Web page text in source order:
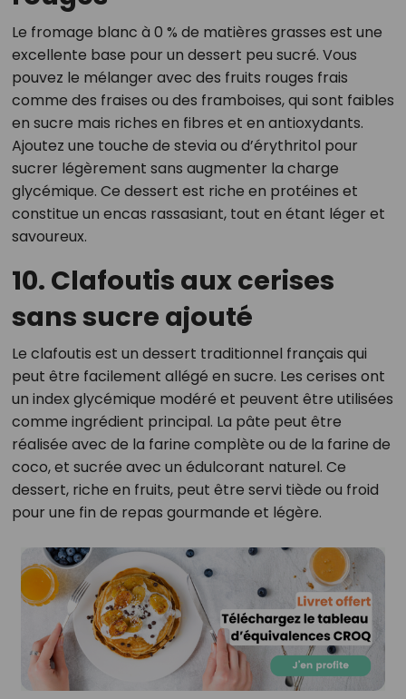
Le fromage blanc à 0 % de matières grasses est une
excellente base pour un dessert peu sucré. Vous
pouvez le mélanger avec des fruits rouges frais
comme des fraises ou des framboises, qui sont faibles
en sucre mais riches en fibres et en antioxydants.
Ajoutez une touche de stevia ou d’érythritol pour
sucrer légèrement sans augmenter la charge
glycémique. Ce dessert est riche en protéines et
constitue un encas rassasiant, tout en étant léger et
savoureux.
10. Clafoutis aux cerises
sans sucre ajouté
Le clafoutis est un dessert traditionnel français qui
peut être facilement allégé en sucre. Les cerises ont
un index glycémique modéré et peuvent être utilisées
comme ingrédient principal. La pâte peut être
réalisée avec de la farine complète ou de la farine de
coco, et sucrée avec un édulcorant naturel. Ce
dessert, riche en fruits, peut être servi tiède ou froid
pour une fin de repas gourmande et légère.